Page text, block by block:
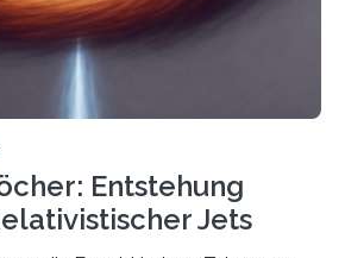
Bewegung um – oder anders
in Bewegung. In
Experimenten ist es in den…
Entstehung
Jets